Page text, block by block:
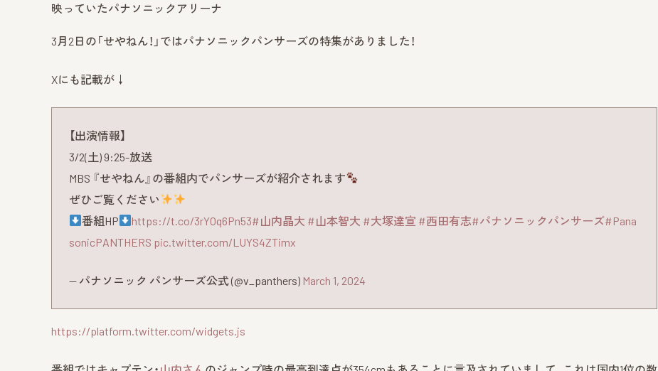
映っていたパナソニックアリーナ
3月2日の「せやねん！」ではパナソニックパンサーズの特集がありました！
Xにも記載が↓
【出演情報】
3/2(土) 9:25-放送
MBS 『せやねん』の番組内でパンサーズが紹介されます
ぜひご覧ください
番組HP
https://t.co/3rYOq6Pn53#山内晶大 #山本智大 #大塚達宣 #西田有志#パナソニックパンサーズ#Pana
sonicPANTHERS pic.twitter.com/LUYS4ZTimx
— パナソニック パンサーズ公式 (@v_panthers) March 1, 2024
https://platform.twitter.com/widgets.js